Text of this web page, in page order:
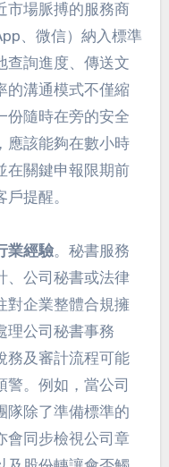
市場脈搏的服務商
、微信）納入標準
查詢進度、傳送文
的溝通模式不僅縮
份隨時在旁的安全
應該能夠在數小時
在關鍵申報限期前
提醒。
業經驗。秘書服務
、公司秘書或法律
對企業整體合規擁
理公司秘書事務
務及審計流程可能
警。例如，當公司
隊除了準備標準的
會同步檢視公司章